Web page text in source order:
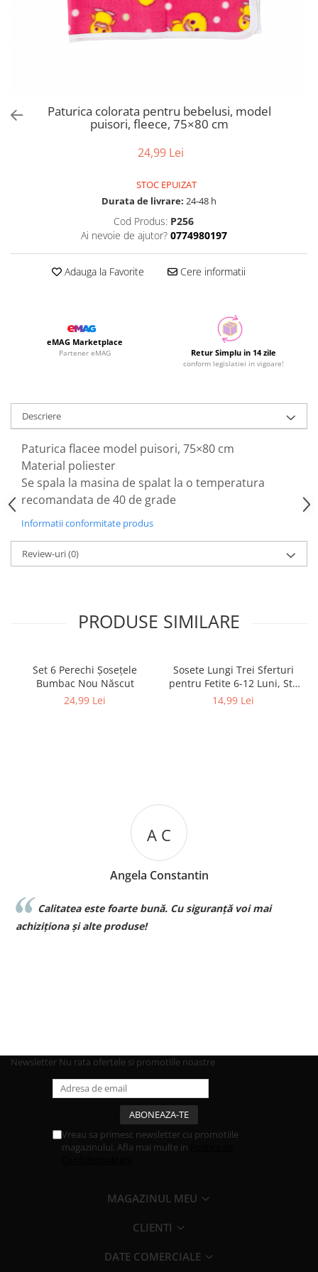
Paturica colorata pentru bebelusi, model
puisori, fleece, 75×80 cm
24,99 Lei
STOC EPUIZAT
Durata de livrare: 24-48 h
Cod Produs: P256
Ai nevoie de ajutor? 0774980197
Adauga la Favorite Cere informatii
eMAG Marketplace
Partener eMAG Retur Simplu in 14 zile
conform legislatiei in vigoare!
Descriere
Paturica flacee model puisori, 75×80 cm
Material poliester
Se spala la masina de spalat la o temperatura
recomandata de 40 de grade
Informatii conformitate produs
Review-uri(0)
PRODUSE SIMILARE
Set 6 Perechi Şosețele
Bumbac Nou Născut
24,99 Lei
Sosete Lungi Trei Sferturi
pentru Fetite 6-12 Luni, Stil
Dres Dantelat, cu Fundita
14,99 Lei
A C
Angela Constantin
Calitatea este foarte bună. Cu siguranță voi mai
achiziționa și alte produse!
Newsletter Nu rata ofertele si promotiile noastre
Vreau sa primesc newsletter cu promotiile
magazinului. Afla mai multe in
MAGAZINUL MEU
CLIENTI
DATE COMERCIALE